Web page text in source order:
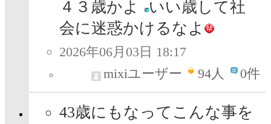
４３歳かよ
いい歳して社
会に迷惑かけるなよ
2026年06月03日 18:17
mixiユーザー
94人 0件
43歳にもなってこんな事を